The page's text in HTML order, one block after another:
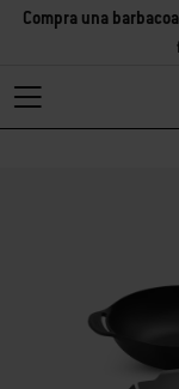
Compra una